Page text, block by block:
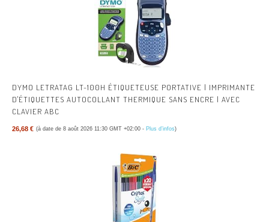
DYMO LETRATAG LT-100H ÉTIQUETEUSE PORTATIVE | IMPRIMANTE
D'ÉTIQUETTES AUTOCOLLANT THERMIQUE SANS ENCRE | AVEC
CLAVIER ABC
26,68 € (à date de 8 août 2026 11:30 GMT +02:00 - Plus d’infos)